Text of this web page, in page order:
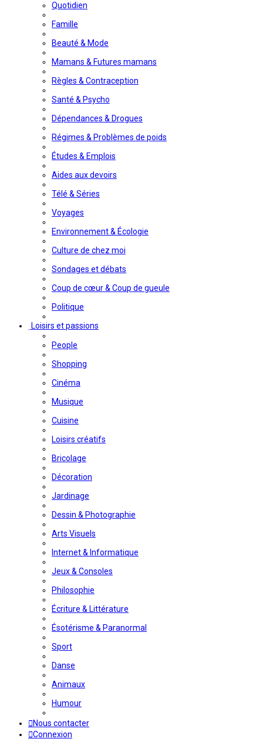
Quotidien
Famille
Beauté & Mode
Mamans & Futures mamans
Règles & Contraception
Santé & Psycho
Dépendances & Drogues
Régimes & Problèmes de poids
Études & Emplois
Aides aux devoirs
Télé & Séries
Voyages
Environnement & Écologie
Culture de chez moi
Sondages et débats
Coup de cœur & Coup de gueule
Politique
Loisirs et passions
People
Shopping
Cinéma
Musique
Cuisine
Loisirs créatifs
Bricolage
Décoration
Jardinage
Dessin & Photographie
Arts Visuels
Internet & Informatique
Jeux & Consoles
Philosophie
Écriture & Littérature
Ésotérisme & Paranormal
Sport
Danse
Animaux
Humour
Nous contacter
Connexion